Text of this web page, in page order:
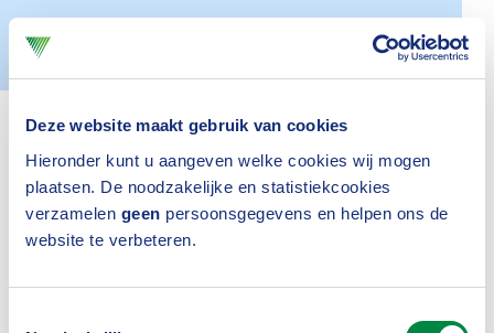
Deze website maakt gebruik van cookies
Hieronder kunt u aangeven welke cookies wij mogen
plaatsen. De noodzakelijke en statistiekcookies
verzamelen geen persoonsgegevens en helpen ons de
website te verbeteren.
Inloggen
Actueel 24 maart 2021